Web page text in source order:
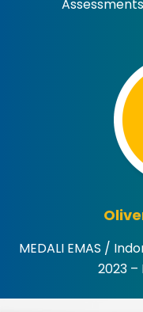
MEDALI EMAS /
2023 –